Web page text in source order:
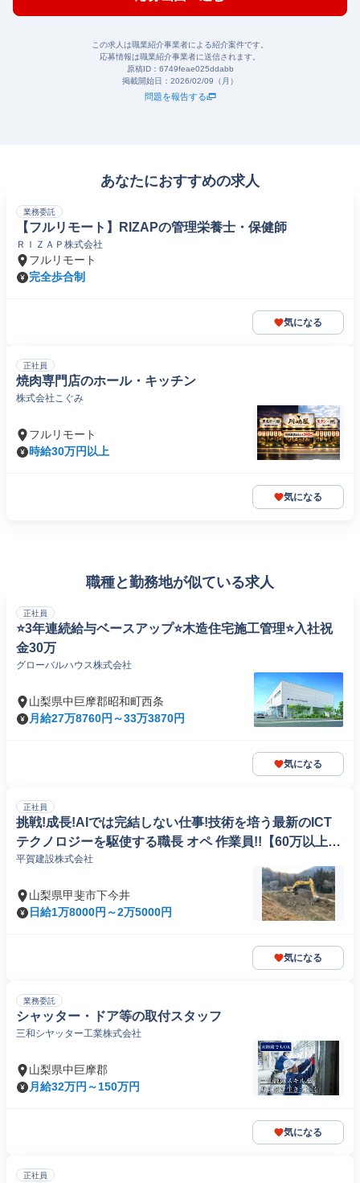
この求人は職業紹介事業者による紹介案件です。
応募情報は職業紹介事業者に送信されます。
原稿ID： 6749feae025ddabb
掲載開始日： 2026/02/09（月）
問題を報告する
あなたにおすすめの求人
業務委託
【フルリモート】RIZAPの管理栄養士・保健師
ＲＩＺＡＰ株式会社
フルリモート
完全歩合制
気になる
正社員
焼肉専門店のホール・キッチン
株式会社こぐみ
フルリモート
時給30万円以上
気になる
職種と勤務地が似ている求人
正社員
⭐3年連続給与ベースアップ⭐木造住宅施工管理⭐入社祝
金30万
グローバルハウス株式会社
山梨県中巨摩郡昭和町西条
月給27万8760円～33万3870円
気になる
正社員
挑戦!成長!AIでは完結しない仕事!技術を培う最新のICT
テクノロジーを駆使する職長 オペ 作業員!!【60万以上
可】
平賀建設株式会社
山梨県甲斐市下今井
日給1万8000円～2万5000円
気になる
業務委託
シャッター・ドア等の取付スタッフ
三和シヤッター工業株式会社
山梨県中巨摩郡
月給32万円～150万円
気になる
正社員